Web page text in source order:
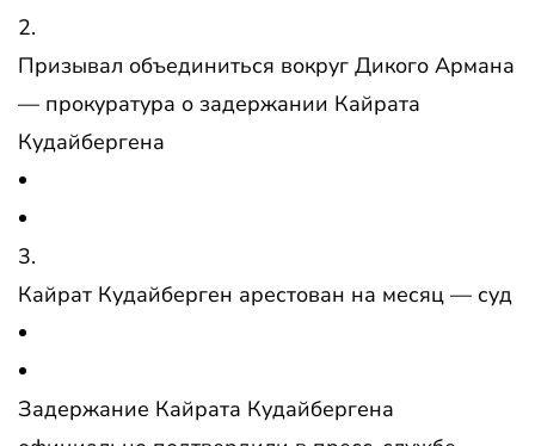
2.
Призывал объединиться вокруг Дикого Армана
— прокуратура о задержании Кайрата
Кудайбергена
3.
Кайрат Кудайберген арестован на месяц — суд
Задержание Кайрата Кудайбергена